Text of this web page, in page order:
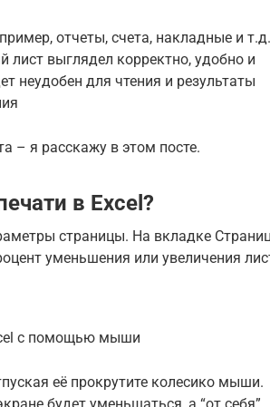
отчеты, счета, накладные и
лист выглядел корректно, удобно и
неудобен для чтения и результаты
– я расскажу в этом посте.
в Excel?
страницы. На вкладке
уменьшения или увеличения
с помощью мыши
её прокрутите колесико мыши.